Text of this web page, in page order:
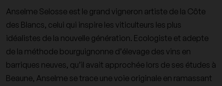
Anselme Selosse est le grand vigneron artiste de la Côte
des Blancs, celui qui inspire les viticulteurs les plus
idéalistes de la nouvelle génération. Ecologiste et adepte
de la méthode bourguignonne d’élevage des vins en
barriques neuves, qu’il avait approchée lors de ses études à
Beaune, Anselme se trace une voie originale en ramassant